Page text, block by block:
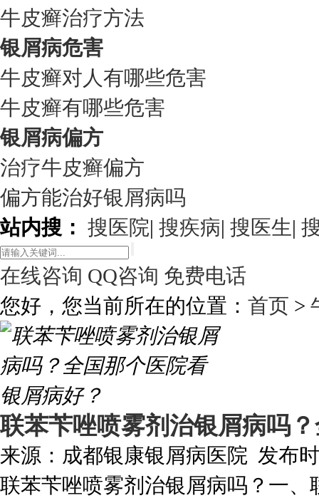
牛皮癣治疗方法
银屑病危害
牛皮癣对人有哪些危害
牛皮癣有哪些危害
银屑病偏方
治疗牛皮癣偏方
偏方能治好银屑病吗
站内搜： 搜医院| 搜疾病| 搜医生|
在线咨询 QQ咨询 免费电话
您好，您当前所在的位置： 首页 >
联苯苄唑喷雾剂治银屑病吗
来源： 成都银康银屑病医院 发布
联苯苄唑喷雾剂治银屑病吗？一